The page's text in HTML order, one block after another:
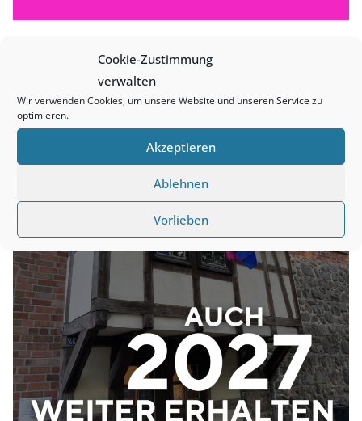
Cookie-Zustimmung
verwalten
Wir verwenden Cookies, um unsere Website und unseren Service zu
optimieren.
Akzeptieren
Ablehnen
Vorlieben